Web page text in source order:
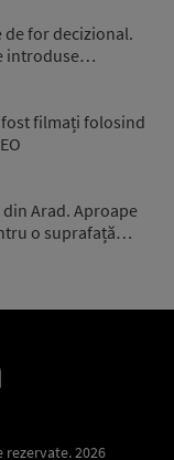
de for decizional.
introduse…
filmați folosind
Arad. Aproape
o suprafață…
2026